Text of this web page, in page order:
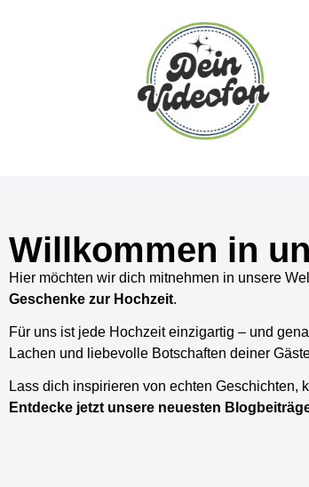
Willkommen in
Hier möchten wir dich mitnehmen in unsere
Geschenke zur Hochzeit.
Für uns ist jede Hochzeit einzigartig – und
Lachen und liebevolle Botschaften deiner
Lass dich inspirieren von echten Geschichten,
Entdecke jetzt unsere neuesten